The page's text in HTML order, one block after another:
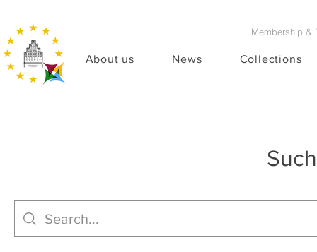
About us News Collections
Membership &